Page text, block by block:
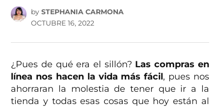
by STEPHANIA CARMONA
OCTUBRE 16, 2022
¿Pues de qué era el sillón? Las compras en
línea nos hacen la vida más fácil, pues nos
ahorraran la molestia de tener que ir a la
tienda y todas esas cosas que hoy están al